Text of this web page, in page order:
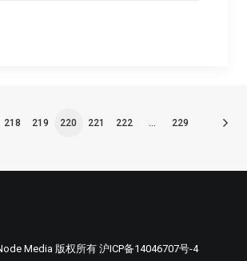
218 219 220 221 222 … 229
Media 版权所有 沪ICP备14046707号-4